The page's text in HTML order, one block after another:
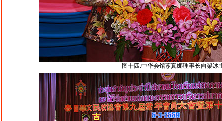
图十四.中华会馆苏真娜理事长向梁冰